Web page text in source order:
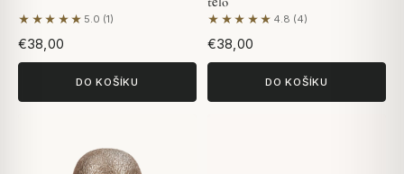
★★★★★ 5.0 (1)
Na základě 1 hodnocení
€38,00
DO KOŠÍKU
★★★★★ 4.8 (4)
Na základě 4 hodnocení
€38,00
DO KOŠÍKU